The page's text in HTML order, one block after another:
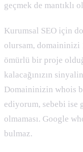
geçmek de mantıklı
Kurumsal SEO için
olursam, domaininizi
ömürlü bir proje
kalacağınızın
Domaininizin whois
ediyorum, sebebi ise
olmaması. Google
bulmaz.